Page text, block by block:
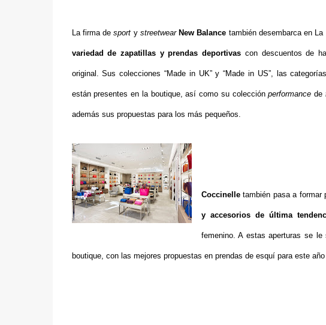
La firma desport y streetwear New Balance también desembarca en
variedad de zapatillas y prendas deportivas con descuentos de
original. Sus colecciones “Made in UK” y “Made in US”, las
están presentes en la boutique, así como su colecciónperformance de
además sus propuestas para los más pequeños.
Coccinelletambién pasa a formar
y accesorios de última
femenino. A estas aperturas se le
boutique, con las mejores propuestas en prendas de esquí para este